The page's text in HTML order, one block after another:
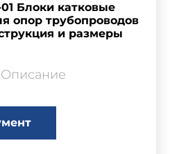
01 Блоки катковые
опор трубопроводов
и размеры
Описание